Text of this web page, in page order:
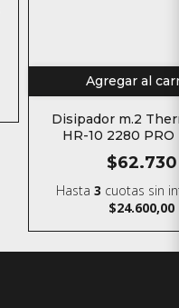
Agregar al
Disipador m.2
HR-10 2280
$62.730
Hasta3 cuotas sin
$24.600,00